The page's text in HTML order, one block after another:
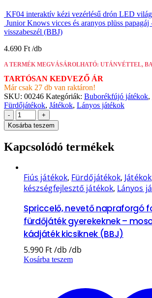
KF04 interaktív kézi vezérlésű drón LED
Junior Knows vicces és aranyos plüss papagáj
visszabeszél (BBJ)
4.690 Ft
A TERMÉK MEGVÁSÁROLHATÓ: UTÁNVÉTTEL,
TARTÓSAN KEDVEZŐ ÁR
Már csak 27 db van raktáron!
SKU: 00246 Kategóriák: Buborékfújó játékok,
Fürdőjátékok, Játékok, Lányos játékok
-
+
Kosárba teszem
Kapcsolódó termékek
Fiús játékok, Fürdőjátékok, Játékok
készségfejlesztő játékok, Lányos
Spriccelő, nevető napraforgó
fürdőjáték gyerekeknek –
kádjáték kicsiknek (BBJ)
5.990 Ft
Kosárba teszem